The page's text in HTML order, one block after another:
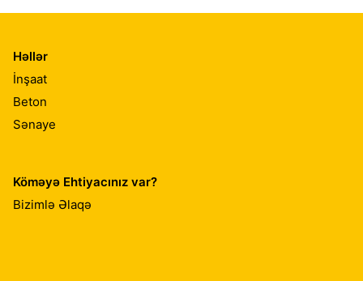
Həllər
İnşaat
Beton
Sənaye
Köməyə Ehtiyacınız var?
Bizimlə Əlaqə